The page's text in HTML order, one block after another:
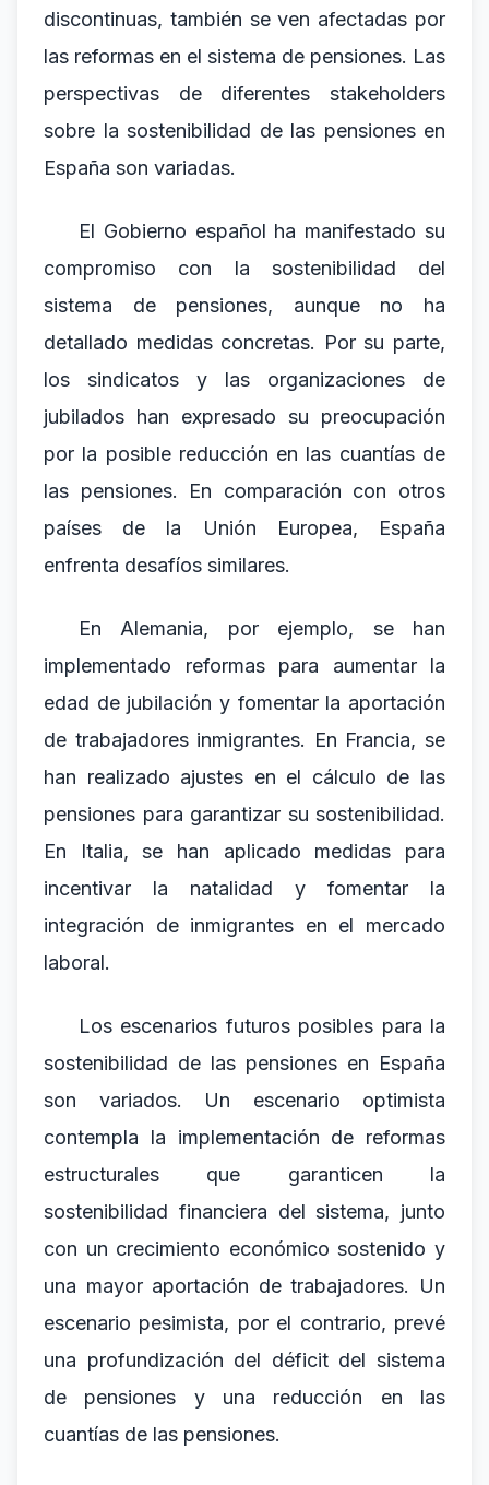
discontinuas, también se ven afectadas por
las reformas en el sistema de pensiones. Las
perspectivas de diferentes stakeholders
sobre la sostenibilidad de las pensiones en
España son variadas.
El Gobierno español ha manifestado su
compromiso con la sostenibilidad del
sistema de pensiones, aunque no ha
detallado medidas concretas. Por su parte,
los sindicatos y las organizaciones de
jubilados han expresado su preocupación
por la posible reducción en las cuantías de
las pensiones. En comparación con otros
países de la Unión Europea, España
enfrenta desafíos similares.
En Alemania, por ejemplo, se han
implementado reformas para aumentar la
edad de jubilación y fomentar la aportación
de trabajadores inmigrantes. En Francia, se
han realizado ajustes en el cálculo de las
pensiones para garantizar su sostenibilidad.
En Italia, se han aplicado medidas para
incentivar la natalidad y fomentar la
integración de inmigrantes en el mercado
laboral.
Los escenarios futuros posibles para la
sostenibilidad de las pensiones en España
son variados. Un escenario optimista
contempla la implementación de reformas
estructurales que garanticen la
sostenibilidad financiera del sistema, junto
con un crecimiento económico sostenido y
una mayor aportación de trabajadores. Un
escenario pesimista, por el contrario, prevé
una profundización del déficit del sistema
de pensiones y una reducción en las
cuantías de las pensiones.